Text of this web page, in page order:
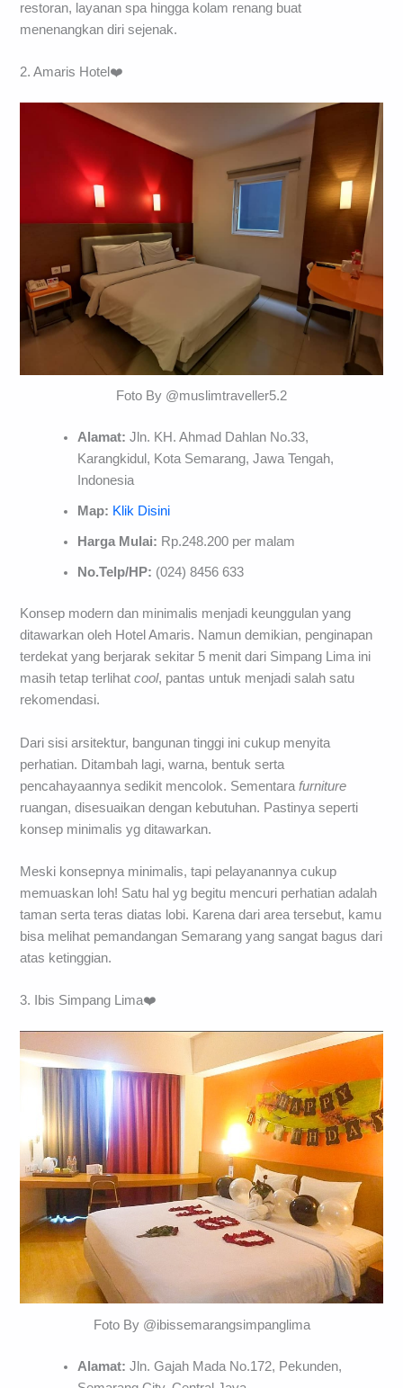
restoran, layanan spa hingga kolam renang buat
menenangkan diri sejenak.
2. Amaris Hotel❤️
Foto By @muslimtraveller5.2
Alamat:Jln. KH. Ahmad Dahlan No.33,
Karangkidul, Kota Semarang, Jawa Tengah,
Indonesia
Map: Klik Disini
Harga Mulai: Rp.248.200 per malam
No.Telp/HP: (024) 8456 633
Konsep modern dan minimalis menjadi keunggulan yang
ditawarkan oleh Hotel Amaris. Namun demikian, penginapan
terdekat yang berjarak sekitar 5 menit dari Simpang Lima ini
masih tetap terlihatcool, pantas untuk menjadi salah satu
rekomendasi.
Dari sisi arsitektur, bangunan tinggi ini cukup menyita
perhatian. Ditambah lagi, warna, bentuk serta
pencahayaannya sedikit mencolok. Sementarafurniture
ruangan, disesuaikan dengan kebutuhan. Pastinya seperti
konsep minimalis yg ditawarkan.
Meski konsepnya minimalis, tapi pelayanannya cukup
memuaskan loh! Satu hal yg begitu mencuri perhatian adalah
taman serta teras diatas lobi. Karena dari area tersebut, kamu
bisa melihat pemandangan Semarang yang sangat bagus dari
atas ketinggian.
3. Ibis Simpang Lima❤️
Foto By @ibissemarangsimpanglima
Alamat:Jln. Gajah Mada No.172, Pekunden,